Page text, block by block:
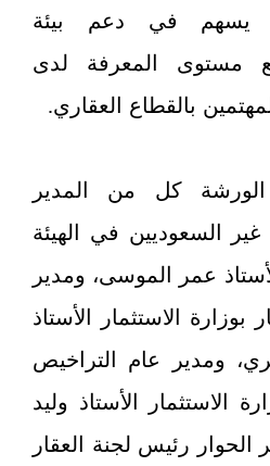
يسهم في دعم بيئة
مستوى المعرفة لدى
بالقطاع العقاري.
كل من المدير
غير السعوديين في الهيئة
عمر الموسى، ومدير
بوزارة الاستثمار الأستاذ
ومدير عام التراخيص
الاستثمار الأستاذ وليد
الحوار رئيس لجنة العقار